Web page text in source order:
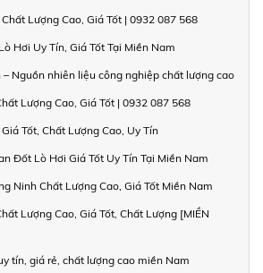
Lượng Cao, Giá Tốt | 0932 087 568
Hơi Uy Tín, Giá Tốt Tại Miền Nam
– Nguồn nhiên liệu công nghiệp chất lượng cao
Lượng Cao, Giá Tốt | 0932 087 568
Tốt, Chất Lượng Cao, Uy Tín
Đốt Lò Hơi Giá Tốt Uy Tín Tại Miền Nam
Ninh Chất Lượng Cao, Giá Tốt Miền Nam
Lượng Cao, Giá Tốt, Chất Lượng [MIỀN
tín, giá rẻ, chất lượng cao miền Nam